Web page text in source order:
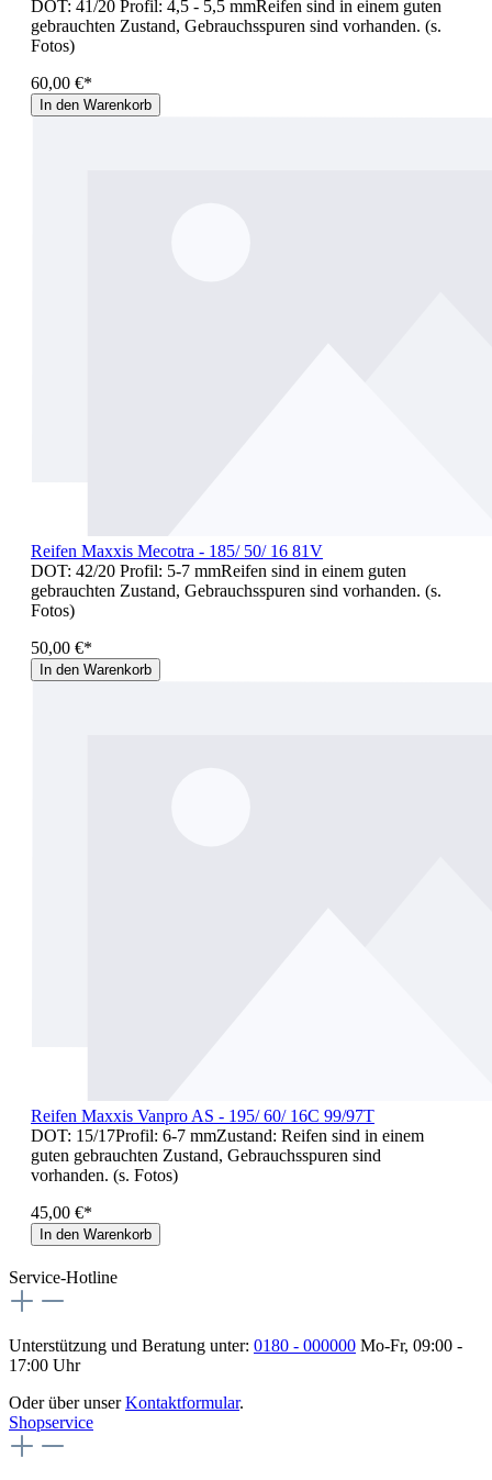
DOT: 41/20 Profil: 4,5 - 5,5 mmReifen sind in einem guten
gebrauchten Zustand, Gebrauchsspuren sind vorhanden. (s.
Fotos)
60,00 €*
In den Warenkorb
Reifen Maxxis Mecotra - 185/ 50/ 16 81V
DOT: 42/20 Profil: 5-7 mmReifen sind in einem guten
gebrauchten Zustand, Gebrauchsspuren sind vorhanden. (s.
Fotos)
50,00 €*
In den Warenkorb
Reifen Maxxis Vanpro AS - 195/ 60/ 16C 99/97T
DOT: 15/17Profil: 6-7 mmZustand: Reifen sind in einem
guten gebrauchten Zustand, Gebrauchsspuren sind
vorhanden. (s. Fotos)
45,00 €*
In den Warenkorb
Service-Hotline
Unterstützung und Beratung unter: 0180 - 000000 Mo-Fr, 09:00 -
17:00 Uhr
Oder über unserKontaktformular.
Shopservice